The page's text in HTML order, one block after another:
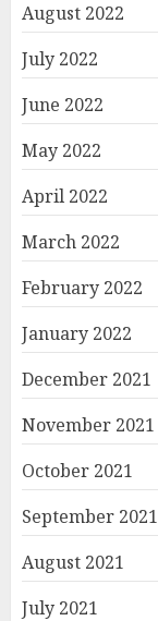
August 2022
July 2022
June 2022
May 2022
April 2022
March 2022
February 2022
January 2022
December 2021
November 2021
October 2021
September 2021
August 2021
July 2021